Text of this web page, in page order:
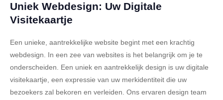
Uniek Webdesign: Uw Digitale
Visitekaartje
Een unieke, aantrekkelijke website begint met een krachtig
webdesign. In een zee van websites is het belangrijk om je te
onderscheiden. Een uniek en aantrekkelijk design is uw digitale
visitekaartje, een expressie van uw merkidentiteit die uw
bezoekers zal bekoren en verleiden. Ons ervaren design team